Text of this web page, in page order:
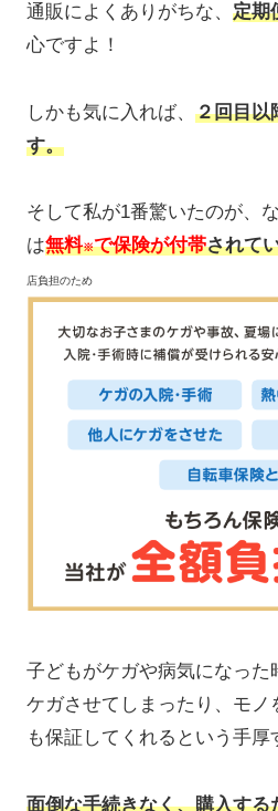
通販によくありがちな、 定期
心ですよ！
しかも気に入れば、 ２回目以
す。
そして私が1番驚いたのが、
は無料※で保険が付帯されて
店負担​のため
子どもがケガや病気になった
ケガさせてしまったり、モノ
も保証してくれるという手厚
面倒な手続きなく、購入す